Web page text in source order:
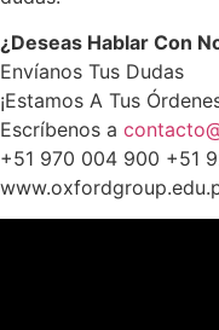
¿Deseas Hablar Con
Envíanos Tus Dudas
¡Estamos A Tus
Escríbenos a
+51 970 004 900 +51